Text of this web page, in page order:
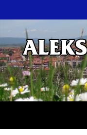
to
content
ДРУШТВО,
СПОРТ,